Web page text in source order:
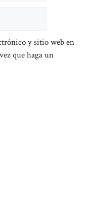
y sitio web en
que haga un